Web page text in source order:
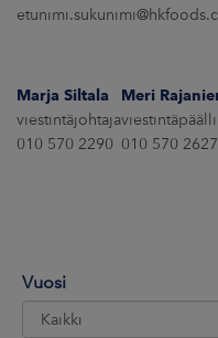
Marja Siltala
viestintäjohtaja
010 570 2290
Meri
010 570 2627
Vuosi